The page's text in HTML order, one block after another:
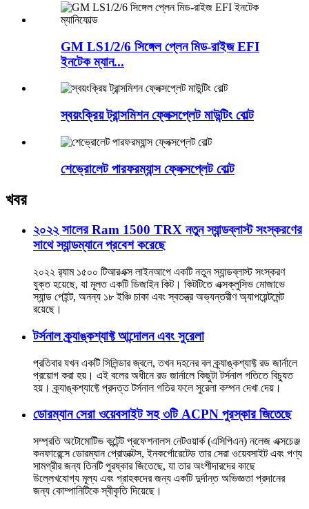
GM LS1/2/6 সিঙ্গেল প্লেন মিড-রাইজ EFI
ইনটেক ম্যান...
স্বয়ংক্রিয় ট্রান্সমিশন ফ্লেক্সপ্লেট মাউন্টিং বোল্ট
শেভ্রোলেট পারফরম্যান্স ফ্লেক্সপ্লেট বোল্ট
খবর
২০২২ সালের Ram 1500 TRX নতুন স্যান্ডব্লাস্ট সংস্করণের
সাথে স্যান্ডম্যানে প্রবেশ করেছে
২০২২ র‍্যাম ১৫০০ টিআরএক্স লাইনআপে একটি নতুন স্যান্ডব্লাস্ট সংস্করণ
যুক্ত হয়েছে, যা মূলত একটি ডিজাইন কিট। কিটটিতে এক্সক্লুসিভ মোজাভে
স্যান্ড পেইন্ট, অনন্য ১৮ ইঞ্চি চাকা এবং স্বতন্ত্র অভ্যন্তরীণ অ্যাপয়েন্টমেন্ট
রয়েছে।
টর্সনাল ক্র্যাঙ্কশ্যাফ্ট আন্দোলন এবং সুরেলা
প্রতিবার যখন একটি সিলিন্ডার জ্বলে, তখন দহনের বল ক্র্যাঙ্কশ্যাফ্ট রড জার্নালে
প্রয়োগ করা হয়। এই বলের অধীনে রড জার্নালে কিছুটা টর্সনাল গতিতে বিচ্যুত
হয়। ক্র্যাঙ্কশ্যাফ্টে প্রদত্ত টর্সনাল গতির ফলে সুরেলা কম্পন দেখা দেয়।
ডোরম্যান সেরা ওয়েবসাইট সহ ৩টি ACPN পুরস্কার জিতেছে
সম্প্রতি অটোমোটিভ কন্টেন্ট প্রফেশনালস নেটওয়ার্ক (এসিপিএন) নলেজ এক্সচেঞ্জ
কনফারেন্সে ডোরম্যান প্রোডাক্টস, ইনকর্পোরেটেড তার সেরা ওয়েবসাইট এবং পণ্য
সামগ্রীর জন্য তিনটি পুরষ্কার জিতেছে, যা তার অংশীদারদের কাছে
উল্লেখযোগ্য মূল্য এবং গ্রাহকদের জন্য একটি দুর্দান্ত অভিজ্ঞতা প্রদানের
জন্য কোম্পানিটিকে স্বীকৃতি দিয়েছে।